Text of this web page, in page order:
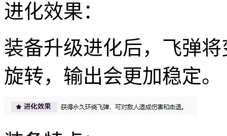
进化效果：
装备升级进化后，飞弹
旋转，输出会更加稳定。